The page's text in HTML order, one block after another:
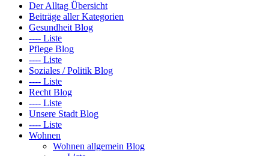
Der Alltag Übersicht
Beiträge aller Kategorien
Gesundheit Blog
---- Liste
Pflege Blog
---- Liste
Soziales / Politik Blog
---- Liste
Recht Blog
---- Liste
Unsere Stadt Blog
---- Liste
Wohnen
Wohnen allgemein Blog